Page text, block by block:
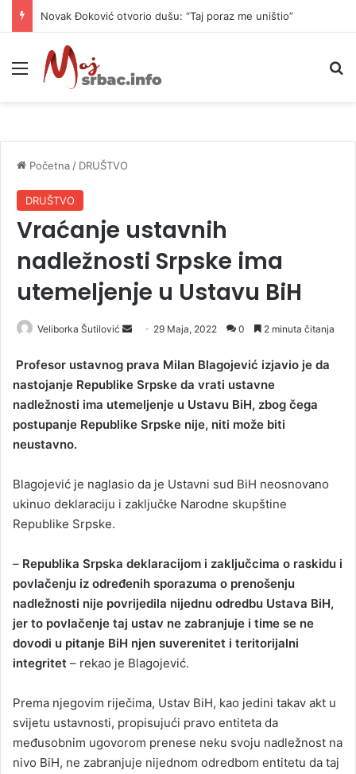
Novak Đoković otvorio dušu: “Taj poraz me uništio”
Meni
Početna / DRUŠTVO
DRUŠTVO
Vraćanje ustavnih
nadležnosti Srpske ima
utemeljenje u Ustavu BiH
Veliborka Šutilović
n
d
a
n
a
i
29 Maja, 2022 0 2 minuta čitanja
Profesor ustavnog prava Milan Blagojević izjavio je da
nastojanje Republike Srpske da vrati ustavne
nadležnosti ima utemeljenje u Ustavu BiH, zbog čega
postupanje Republike Srpske nije, niti može biti
neustavno.
Blagojević je naglasio da je Ustavni sud BiH neosnovano
ukinuo deklaraciju i zaključke Narodne skupštine
Republike Srpske.
– Republika Srpska deklaracijom i zaključcima o raskidu i
povlačenju iz određenih sporazuma o prenošenju
nadležnosti nije povrijedila nijednu odredbu Ustava BiH,
jer to povlačenje taj ustav ne zabranjuje i time se ne
dovodi u pitanje BiH njen suverenitet i teritorijalni
integritet – rekao je Blagojević.
Prema njegovim riječima, Ustav BiH, kao jedini takav akt u
svijetu ustavnosti, propisujući pravo entiteta da
međusobnim ugovorom prenese neku svoju nadležnost na
nivo BiH, ne zabranjuje nijednom odredbom entitetu da taj